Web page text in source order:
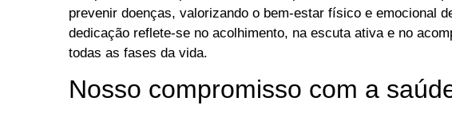
prevenir doenças, valorizando o bem-estar físico e emocional
dedicação reflete-se no acolhimento, na escuta ativa e no
todas as fases da vida.
Nosso compromisso com a